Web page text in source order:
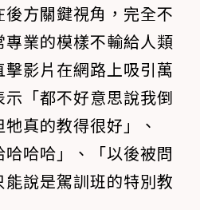
方關鍵視角，完全不
業的模樣不輸給人類
影片在網路上吸引萬
「都不好意思說我倒
真的教得很好」、
哈哈哈」、「以後被問
說是駕訓班的特別教